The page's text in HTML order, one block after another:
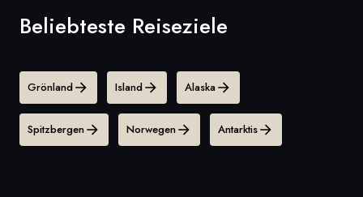
Beliebteste Reiseziele
Grönland Island Alaska
Spitzbergen Norwegen Antarktis